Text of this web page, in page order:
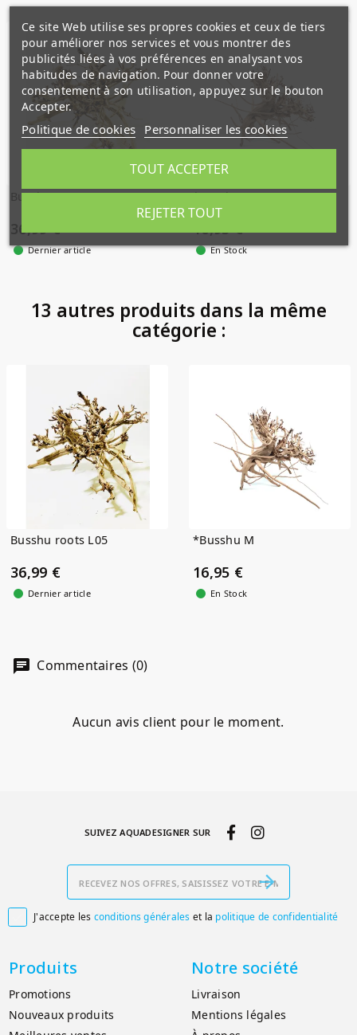
Busshu roots L05
36,99 €
Dernier article
*Busshu M
16,95 €
En Stock
13 autres produits dans la même
catégorie :
Busshu roots L05
36,99 €
Dernier article
*Busshu M
16,95 €
En Stock
Commentaires (0)
Aucun avis client pour le moment.
J'accepte les conditions générales et la politique de confidentialité
SUIVEZ AQUADESIGNER SUR
Produits
Promotions
Nouveaux produits
Notre société
Livraison
Mentions légales
Ce site Web utilise ses propres cookies et ceux de tiers
pour améliorer nos services et vous montrer des
publicités liées à vos préférences en analysant vos
habitudes de navigation. Pour donner votre
consentement à son utilisation, appuyez sur le bouton
Accepter.
Politique de cookies Personnaliser les cookies
REJETER TOUT
TOUT ACCEPTER